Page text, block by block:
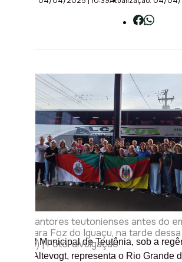
Cantores teutonienses antes do
para Foz do Iguaçu, na tarde
(3) | Foto: divulgação
O Coral Municipal de Teutônia, sob a
Martin Altevogt, representa o Rio Grande